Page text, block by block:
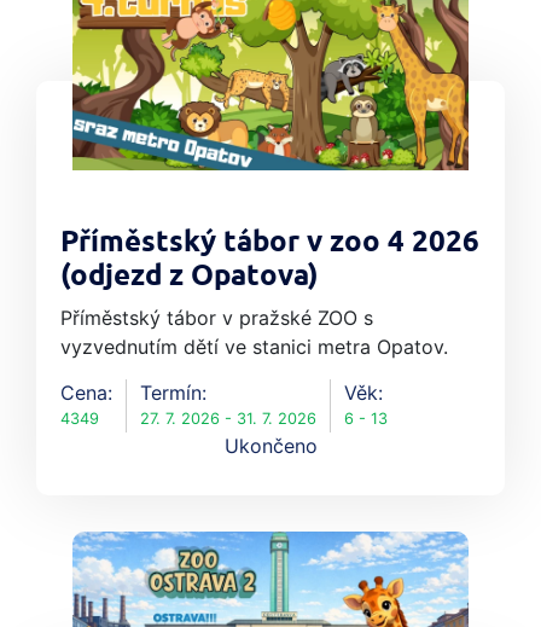
Příměstský tábor v zoo 4 2026
(odjezd z Opatova)
Příměstský tábor v pražské ZOO s
vyzvednutím dětí ve stanici metra Opatov.
Cena:
4349
Termín:
27. 7. 2026 - 31. 7. 2026
Věk:
6 - 13
Ukončeno